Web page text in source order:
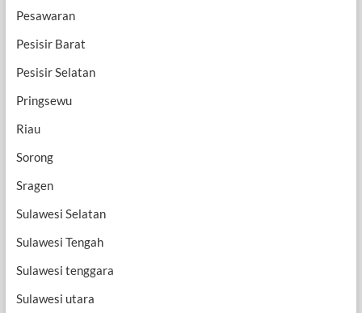
Pesawaran
Pesisir Barat
Pesisir Selatan
Pringsewu
Riau
Sorong
Sragen
Sulawesi Selatan
Sulawesi Tengah
Sulawesi tenggara
Sulawesi utara